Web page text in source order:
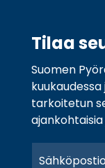
Tilaa
Suomen
tarkoitetun